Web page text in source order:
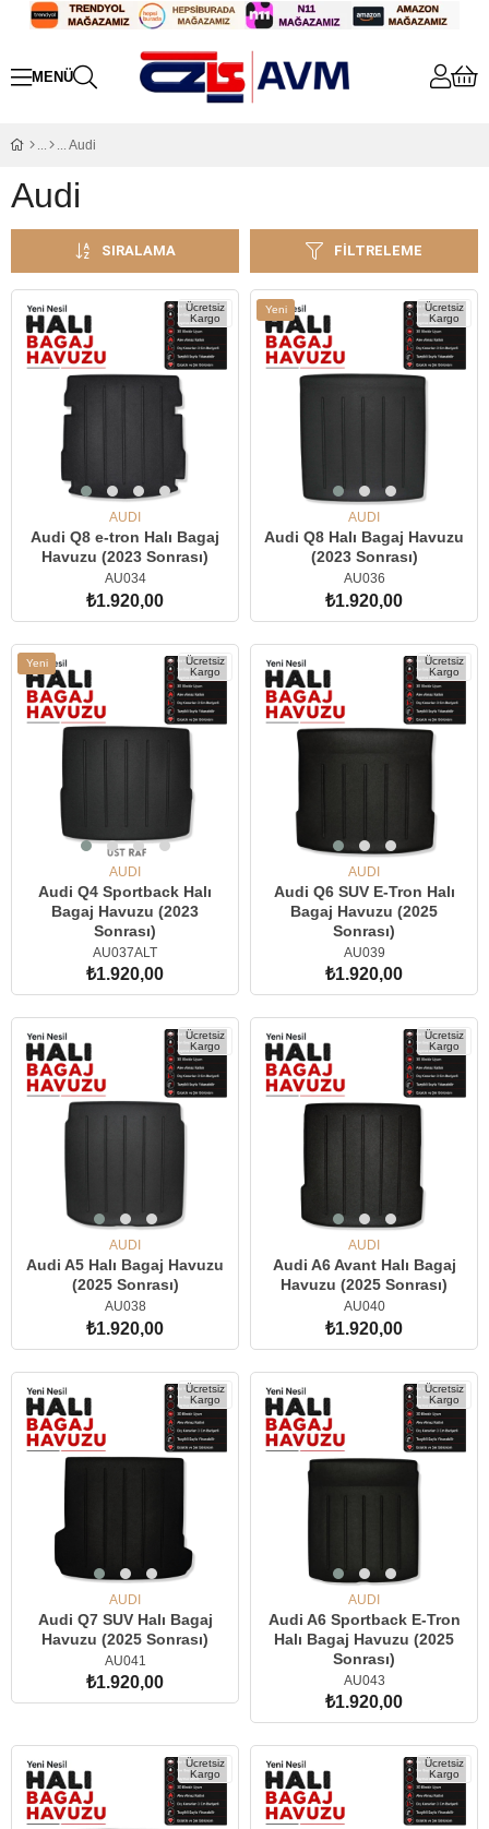
Audi
Audi
FILTRELEME
SIRALAMA
Ücretsiz
Kargo
AUDI
Audi Q8 e-tron Halı Bagaj
Havuzu (2023 Sonrası)
AU034
₺1.920,00
Yeni
Ürün
Ücretsiz
Kargo
AUDI
Audi Q8 Halı Bagaj Havuzu
(2023 Sonrası)
AU036
₺1.920,00
Yeni
Ürün
Ücretsiz
Kargo
AUDI
Audi Q4 Sportback Halı
Bagaj Havuzu (2023
Sonrası)
AU037ALT
₺1.920,00
SEPETE EKLE
Ücretsiz
Kargo
AUDI
Audi Q6 SUV E-Tron Halı
Bagaj Havuzu (2025
Sonrası)
AU039
₺1.920,00
SEPETE EKLE
Ücretsiz
Kargo
AUDI
Audi A5 Halı Bagaj Havuzu
(2025 Sonrası)
AU038
₺1.920,00
Ücretsiz
Kargo
AUDI
Audi A6 Avant Halı Bagaj
Havuzu (2025 Sonrası)
AU040
₺1.920,00
Ücretsiz
Kargo
AUDI
Audi Q7 SUV Halı Bagaj
Havuzu (2025 Sonrası)
AU041
₺1.920,00
Ücretsiz
Kargo
AUDI
Audi A6 Sportback E-Tron
Halı Bagaj Havuzu (2025
Sonrası)
AU043
₺1.920,00
SEPETE EKLE
Ücretsiz
Kargo
Ücretsiz
Kargo